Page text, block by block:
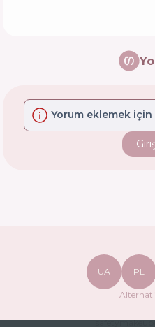
Yorum eklemek
UA PL